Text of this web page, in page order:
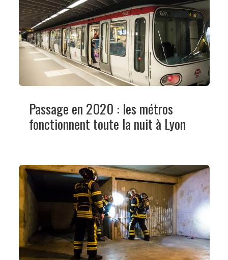
Passage en 2020 : les métros
fonctionnent toute la nuit à Lyon